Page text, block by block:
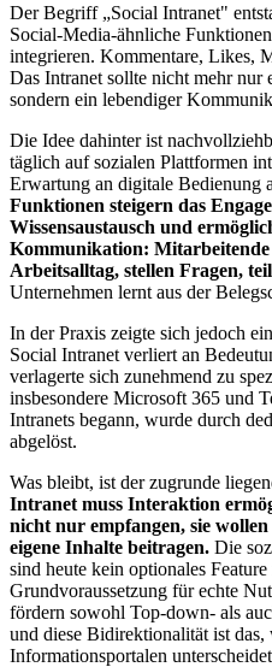
Der Begriff „Social Intranet"
Social-Media-ähnliche
integrieren. Kommentare, Likes,
Das Intranet sollte nicht mehr nur
sondern ein lebendiger
Die Idee dahinter ist
täglich auf sozialen Plattformen
Erwartung an digitale Bedienung
Funktionen steigern das
Wissensaustausch und
Kommunikation:
Arbeitsalltag, stellen Fragen,
Unternehmen lernt aus der
In der Praxis zeigte sich jedoch
Social Intranet verliert an
verlagerte sich zunehmend zu
insbesondere Microsoft 365 und
Intranets begann, wurde durch
abgelöst.
Was bleibt, ist der zugrunde
Intranet muss Interaktion
nicht nur empfangen, sie
eigene Inhalte beitragen. Die
sind heute kein optionales
Grundvoraussetzung für echte
fördern sowohl Top-down- als
und diese Bidirektionalität ist das,
Informationsportalen